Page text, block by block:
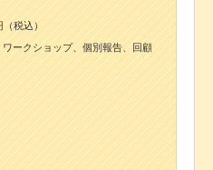
（税込）
ークショップ、個別報告、回顧